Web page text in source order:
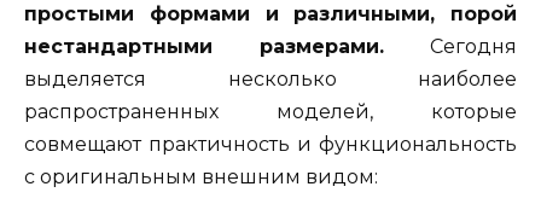
простыми формами и различными, порой
нестандартными размерами. Сегодня
выделяется несколько наиболее
распространенных моделей, которые
совмещают практичность и функциональность
с оригинальным внешним видом: